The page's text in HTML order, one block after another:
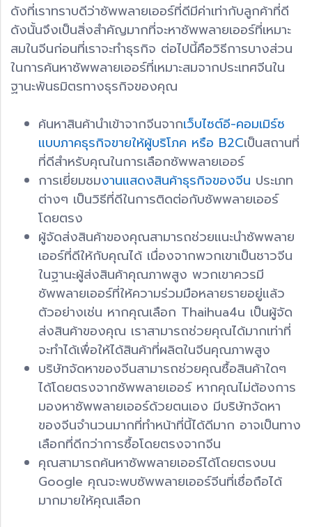
ดังที่เราทราบดีว่าซัพพลายเออร์ที่ดีมีค่าเท่ากับลูกค้าที่ดี
ดังนั้นจึงเป็นสิ่งสำคัญมากที่จะหาซัพพลายเออร์ที่เหมาะ
สมในจีนก่อนที่เราจะทำธุรกิจ ต่อไปนี้คือวิธีการบางส่วน
ในการค้นหาซัพพลายเออร์ที่เหมาะสมจากประเทศจีนใน
ฐานะพันธมิตรทางธุรกิจของคุณ
ค้นหาสินค้านำเข้าจากจีนจากเว็บไซต์อี-คอมเมิร์ซ
แบบภาคธุรกิจขายให้ผู้บริโภค หรือ B2Cเป็นสถานที่
ที่ดีสำหรับคุณในการเลือกซัพพลายเออร์
การเยี่ยมชมงานแสดงสินค้าธุรกิจของจีน ประเภท
ต่างๆ เป็นวิธีที่ดีในการติดต่อกับซัพพลายเออร์
โดยตรง
ผู้จัดส่งสินค้าของคุณสามารถช่วยแนะนำซัพพลาย
เออร์ที่ดีให้กับคุณได้ เนื่องจากพวกเขาเป็นชาวจีน
ในฐานะผู้ส่งสินค้าคุณภาพสูง พวกเขาควรมี
ซัพพลายเออร์ที่ให้ความร่วมมือหลายรายอยู่แล้ว
ตัวอย่างเช่น หากคุณเลือก Thaihua4u เป็นผู้จัด
ส่งสินค้าของคุณ เราสามารถช่วยคุณได้มากเท่าที่
จะทำได้เพื่อให้ได้สินค้าที่ผลิตในจีนคุณภาพสูง
บริษัทจัดหาของจีนสามารถช่วยคุณซื้อสินค้าใดๆ
ได้โดยตรงจากซัพพลายเออร์ หากคุณไม่ต้องการ
มองหาซัพพลายเออร์ด้วยตนเอง มีบริษัทจัดหา
ของจีนจำนวนมากที่ทำหน้าที่นี้ได้ดีมาก อาจเป็นทาง
เลือกที่ดีกว่าการซื้อโดยตรงจากจีน
คุณสามารถค้นหาซัพพลายเออร์ได้โดยตรงบน
Google คุณจะพบซัพพลายเออร์จีนที่เชื่อถือได้
มากมายให้คุณเลือก